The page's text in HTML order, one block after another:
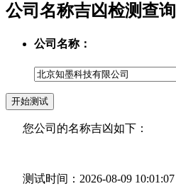
公司名称吉凶检测查询
公司名称：
您公司的名称吉凶如下：
测试时间：2026-08-09 10:01:07